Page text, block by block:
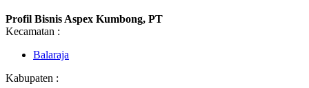
Profil Bisnis Aspex Kumbong, PT
Kecamatan :
Balaraja
Kabupaten :